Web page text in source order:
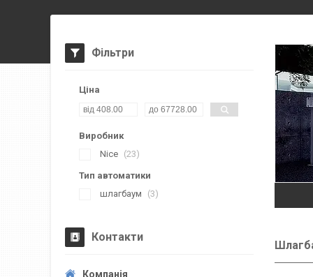
Фільтри
Ціна
Виробник
Nice
23
Тип автоматики
шлагбаум
3
Контакти